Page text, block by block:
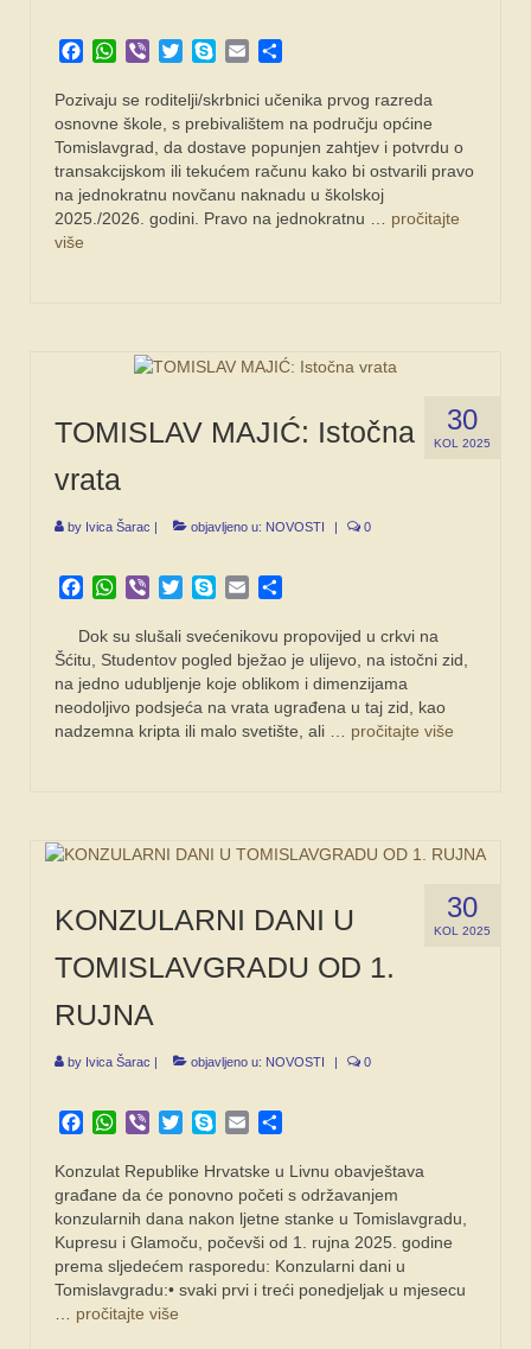
Facebook
WhatsApp
Viber TwitterSkypeEmail
Pozivaju se roditelji/skrbnici učenika prvog razreda
osnovne škole, s prebivalištem na području općine
Tomislavgrad, da dostave popunjen zahtjev i potvrdu o
transakcijskom ili tekućem računu kako bi ostvarili pravo
na jednokratnu novčanu naknadu u školskoj
2025./2026. godini. Pravo na jednokratnu … pročitajte
više
30
KOL 2025
TOMISLAV MAJIĆ: Istočna
vrata
by Ivica Šarac | objavljeno u: NOVOSTI | 0
Facebook
WhatsApp
Viber TwitterSkypeEmail
Dok su slušali svećenikovu propovijed u crkvi na
Šćitu, Studentov pogled bježao je ulijevo, na istočni zid,
na jedno udubljenje koje oblikom i dimenzijama
neodoljivo podsjeća na vrata ugrađena u taj zid, kao
nadzemna kripta ili malo svetište, ali … pročitajte više
30
KOL 2025
KONZULARNI DANI U
TOMISLAVGRADU OD 1.
RUJNA
by Ivica Šarac | objavljeno u: NOVOSTI | 0
Facebook
WhatsApp
Viber TwitterSkypeEmail
Konzulat Republike Hrvatske u Livnu obavještava
građane da će ponovno početi s održavanjem
konzularnih dana nakon ljetne stanke u Tomislavgradu,
Kupresu i Glamoču, počevši od 1. rujna 2025. godine
prema sljedećem rasporedu: Konzularni dani u
Tomislavgradu:• svaki prvi i treći ponedjeljak u mjesecu
pročitajte više